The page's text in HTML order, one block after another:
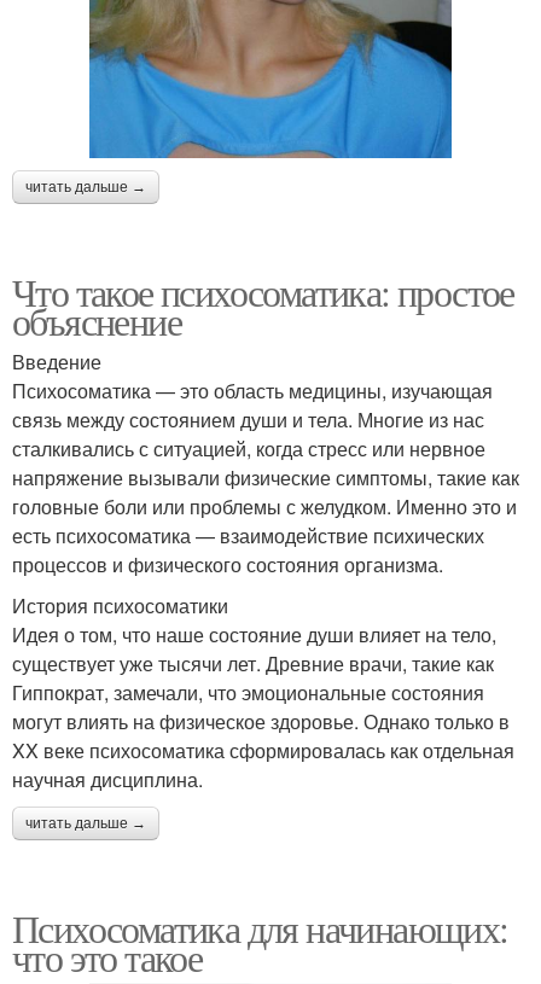
читать дальше →
Что такое психосоматика: простое
объяснение
Введение
Психосоматика — это область медицины, изучающая
связь между состоянием души и тела. Многие из нас
сталкивались с ситуацией, когда стресс или нервное
напряжение вызывали физические симптомы, такие как
головные боли или проблемы с желудком. Именно это и
есть психосоматика — взаимодействие психических
процессов и физического состояния организма.
История психосоматики
Идея о том, что наше состояние души влияет на тело,
существует уже тысячи лет. Древние врачи, такие как
Гиппократ, замечали, что эмоциональные состояния
могут влиять на физическое здоровье. Однако только в
XX веке психосоматика сформировалась как отдельная
научная дисциплина.
читать дальше →
Психосоматика для начинающих:
что это такое